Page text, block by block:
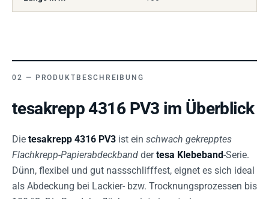
PRODUKTBESCHREIBUNG
tesakrepp 4316 PV3 im Überblick
Die tesakrepp 4316 PV3 ist ein schwach gekrepptes
Flachkrepp-Papierabdeckband dertesa Klebeband-Serie.
Dünn, flexibel und gut nassschlifffest, eignet es sich ideal
als Abdeckung bei Lackier- bzw. Trocknungsprozessen bis